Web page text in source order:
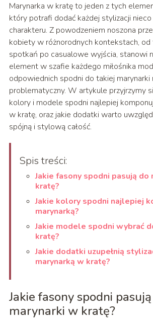
Marynarka w kratę to jeden z tych
który potrafi dodać każdej stylizacji
charakteru. Z powodzeniem noszona
kobiety w różnorodnych kontekstach, od
spotkań po casualowe wyjścia, stanowi
element w szafie każdego miłośnika
odpowiednich spodni do takiej marynarki
problematyczny. W artykule przyjrzymy
kolory i modele spodni najlepiej
w kratę, oraz jakie dodatki warto
spójną i stylową całość.
Spis treści:
Jakie fasony spodni pasują do
kratę?
Jakie kolory spodni najlepiej
marynarką?
Jakie modele spodni wybrać
kratę?
Jakie dodatki uzupełnią
marynarką w kratę?
Jakie fasony spodni
marynarki w kratę?